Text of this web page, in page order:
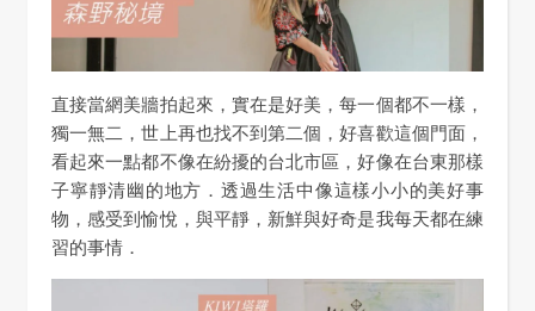
直接當網美牆拍起來，實在是好美，每一個都不一樣，
獨一無二，世上再也找不到第二個，好喜歡這個門面，
看起來一點都不像在紛擾的台北市區，好像在台東那樣
子寧靜清幽的地方．透過生活中像這樣小小的美好事
物，感受到愉悅，與平靜，新鮮與好奇是我每天都在練
習的事情．